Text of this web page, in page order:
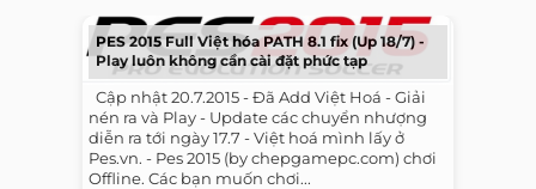
PES 2015 Full Việt hóa PATH 8.1 fix (Up 18/7) -
Play luôn không cần cài đặt phức tạp
​ ​ Cập nhật 20.7.2015 - Đã Add Việt Hoá - Giải
nén ra và Play - Update các chuyển nhượng
diễn ra tới ngày 17.7 - Việt hoá mình lấy ở
Pes.vn. - Pes 2015 (by chepgamepc.com) chơi
Offline. Các bạn muốn chơi...